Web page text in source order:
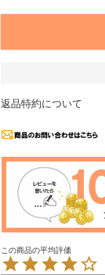
返品特約について